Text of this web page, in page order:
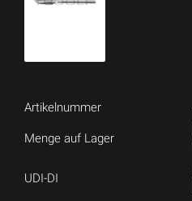
Artikelnummer
Menge auf Lager
UDI-DI